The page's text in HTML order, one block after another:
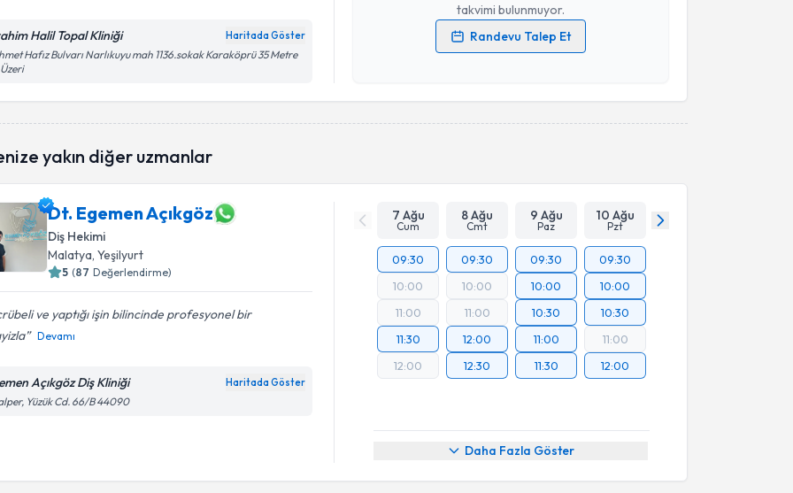
Halil Topal Kliniği Haritada Göster
Hafız Bulvarı Narlıkuyu mah 1136.sokak Karaköprü 35 Metre
Üzeri
takvimi bulunmuyor.
Randevu Talep Et
Kişisel verilerimin işlenmesine ilişkinAydınlatma Metni
yakın diğer uzmanlar
Dt. Egemen Açıkgöz
Diş Hekimi
Malatya , Yeşilyurt
5 (87 Değerlendirme)
ve yaptığı işin bilincinde profesyonel bir
Devamı
Açıkgöz Diş Kliniği Haritada Göster
Yüzük Cd. 66/B 44090
7 Ağu
Cum
8 Ağu
Cmt
9 Ağu
Paz
10 Ağu
Pzt
09:30
10:00
11:00
11:30
12:00
09:30
10:00
11:00
12:00
12:30
09:30
10:00
10:30
11:00
11:30
09:30
10:00
10:30
11:00
12:00
Daha Fazla Göster